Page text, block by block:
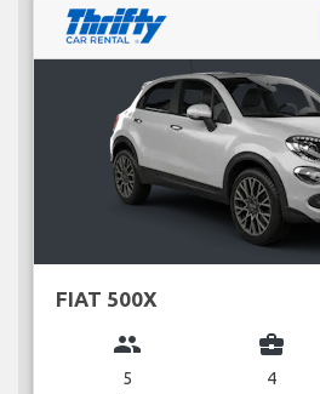
FIAT 500X
group
5
business_center
4